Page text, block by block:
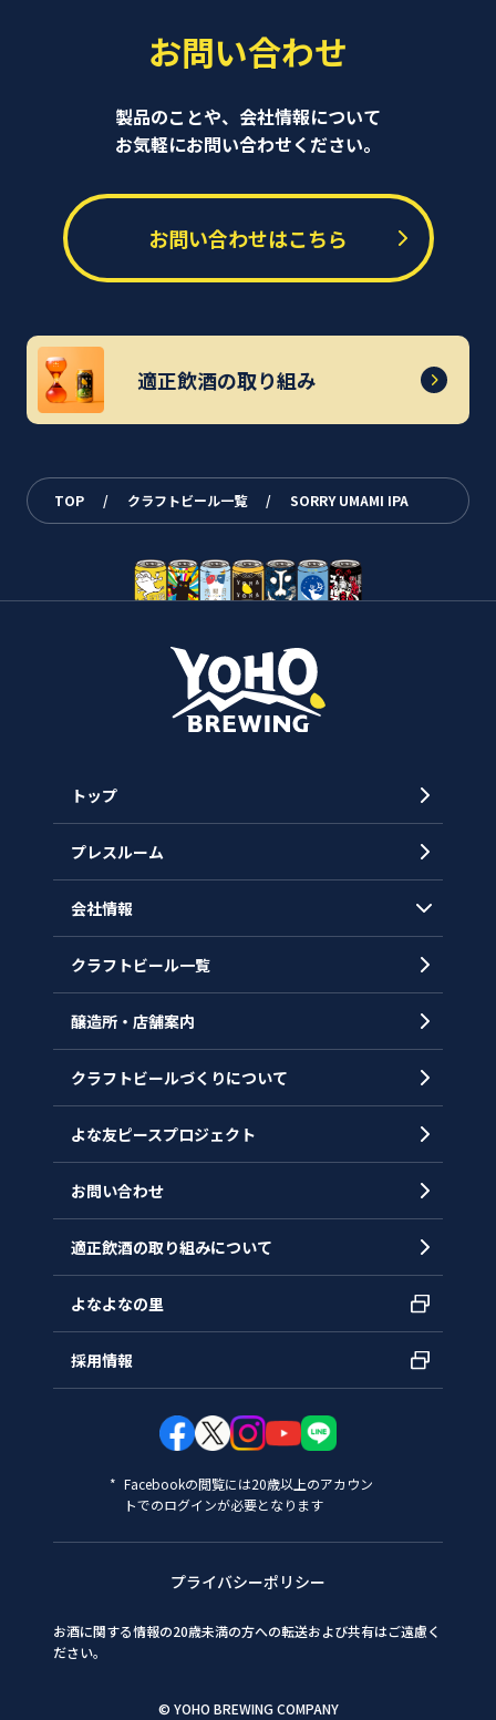
お問い合わせ
製品のことや、会社情報について
お気軽にお問い合わせください。
お問い合わせはこちら
適正飲酒の取り組み
TOP / クラフトビール一覧 / SORRY UMAMI IPA
トップ
プレスルーム
会社情報
会社概要
沿革
クラフトビール一覧
醸造所・店舗案内
クラフトビールづくりについて
よな友ピースプロジェクト
お問い合わせ
適正飲酒の取り組みについて
よなよなの里
採用情報
Facebookの閲覧には20歳以上のアカウン
トでのログインが必要となります
プライバシーポリシー
お酒に関する情報の20歳未満の方への転送および共有はご遠慮く
ださい。
© YOHO BREWING COMPANY